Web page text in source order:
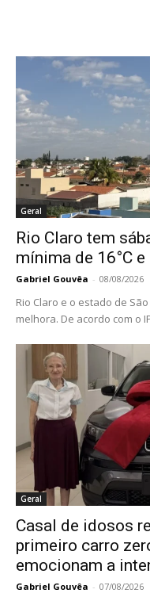
Geral
Rio Claro tem
mínima de 16°C
Gabriel Gouvêa - 08/08/2026
Rio Claro e o estado de
melhora. De acordo com o
Geral
Casal de idosos
primeiro carro
emocionam a
Gabriel Gouvêa - 07/08/2026